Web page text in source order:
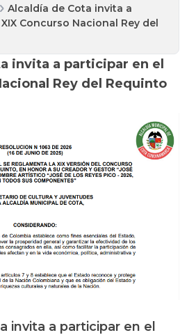
Alcaldía de Cota invita a
Concurso Nacional Rey del
invita a participar en el
Rey del Requinto
invita a participar en el